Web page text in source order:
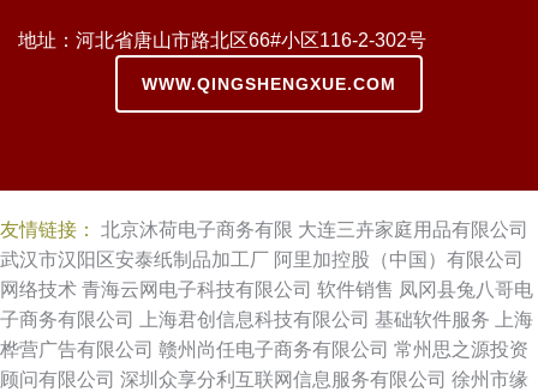
地址：河北省唐山市路北区66#小区116-2-302号
WWW.QINGSHENGXUE.COM
友情链接： 北京沐荷电子商务有限 大连三卉家庭用品有限公司
武汉市汉阳区安泰纸制品加工厂 阿里加控股（中国）有限公司
网络技术 青海云网电子科技有限公司 软件销售 凤冈县兔八哥电
子商务有限公司
上海君创信息科技有限公司 基础软件服务
上海
桦营广告有限公司 赣州尚任电子商务有限公司 常州思之源投资
顾问有限公司 深圳众享分利互联网信息服务有限公司 徐州市缘